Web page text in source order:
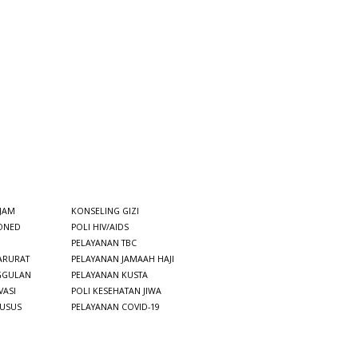
KONSELING GIZI
POLI HIV/AIDS
PELAYANAN TBC
PELAYANAN JAMAAH HAJI
PELAYANAN KUSTA
POLI KESEHATAN JIWA
PELAYANAN COVID-19